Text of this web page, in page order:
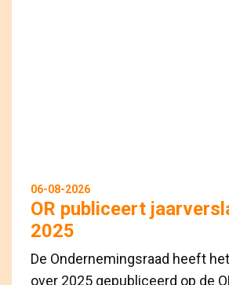
06-08-2026
OR publiceert
2025
De Ondernemingsraad heeft
over 2025 gepubliceerd op de